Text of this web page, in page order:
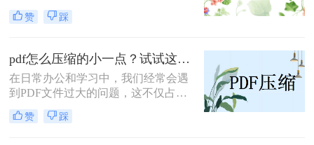
文件可能会导致传输缓慢或者无法满
足上传限制。那么pdf文件怎么压缩大
缩方法，帮助你轻松减小文件大小。
赞 踩
pdf怎么压缩的小一点？试试这三种实用压缩方法！
在日常办公和学习中，我们经常会遇
到PDF文件过大的问题，这不仅占用
了大量的存储空间，还影响了文件的
传输速度。那么pdf怎么压缩的小一点
赞 踩